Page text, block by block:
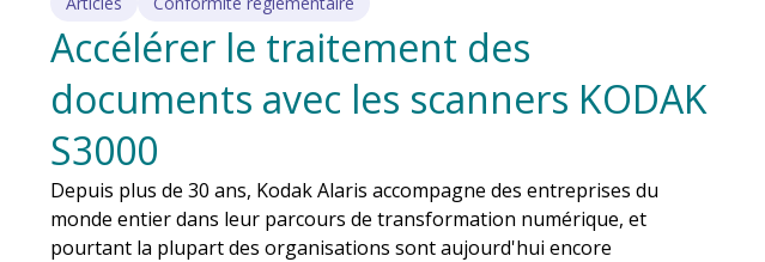
Accélérer le traitement des
documents avec les scanners KODAK
S3000
Depuis plus de 30 ans, Kodak Alaris accompagne des entreprises du
monde entier dans leur parcours de transformation numérique, et
pourtant la plupart des organisations sont aujourd'hui encore